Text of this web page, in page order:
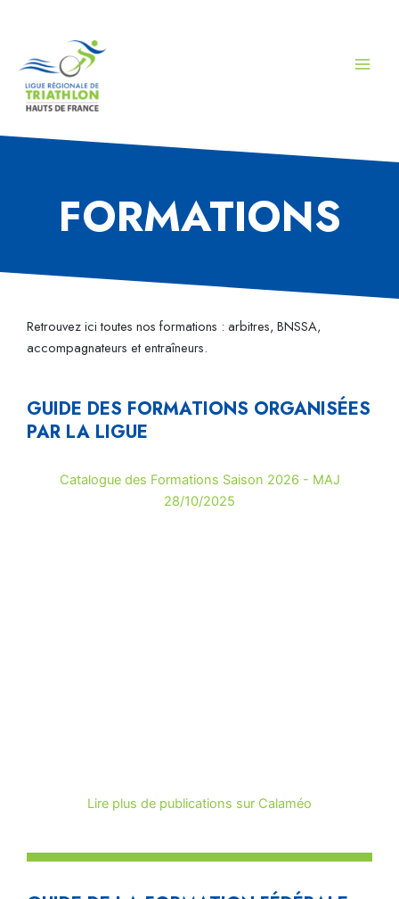
FORMATIONS
Retrouvez ici toutes nos formations : arbitres, BNSSA,
accompagnateurs et entraîneurs.
GUIDE DES FORMATIONS ORGANISÉES
PAR LA LIGUE
Catalogue des Formations Saison 2026 - MAJ
28/10/2025
Lire plus de publications sur Calaméo